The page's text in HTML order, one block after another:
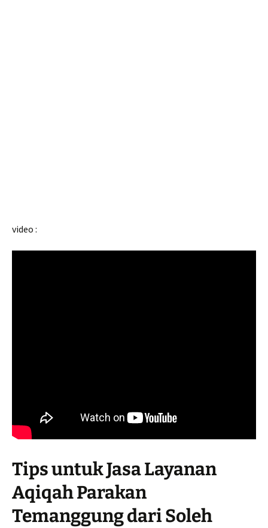
video :
Tips untuk Jasa Layanan
Aqiqah Parakan
Temanggung dari Soleh